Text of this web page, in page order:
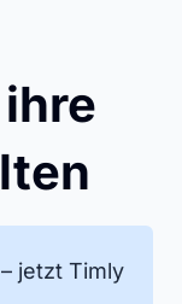
jetzt Timly